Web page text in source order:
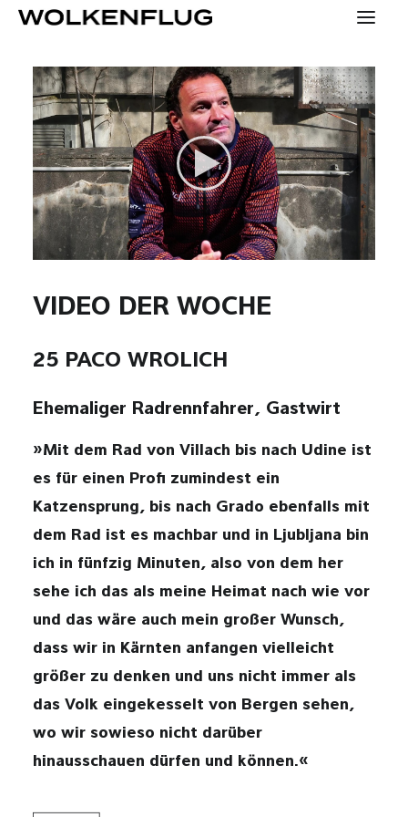
SPECIALS
KONTAKT
PRESSE
HOME
MENSCHEN
TEAM
DSGVO
IMPRESSUM
VIDEO DER WOCHE
25 PACO WROLICH
Ehemaliger Radrennfahrer, Gastwirt
»Mit dem Rad von Villach bis nach Udine ist
es für einen Profi zumindest ein
Katzensprung, bis nach Grado ebenfalls mit
dem Rad ist es machbar und in Ljubljana bin
ich in fünfzig Minuten, also von dem her
sehe ich das als meine Heimat nach wie vor
und das wäre auch mein großer Wunsch,
dass wir in Kärnten anfangen vielleicht
größer zu denken und uns nicht immer als
das Volk eingekesselt von Bergen sehen,
wo wir sowieso nicht darüber
hinausschauen dürfen und können.«